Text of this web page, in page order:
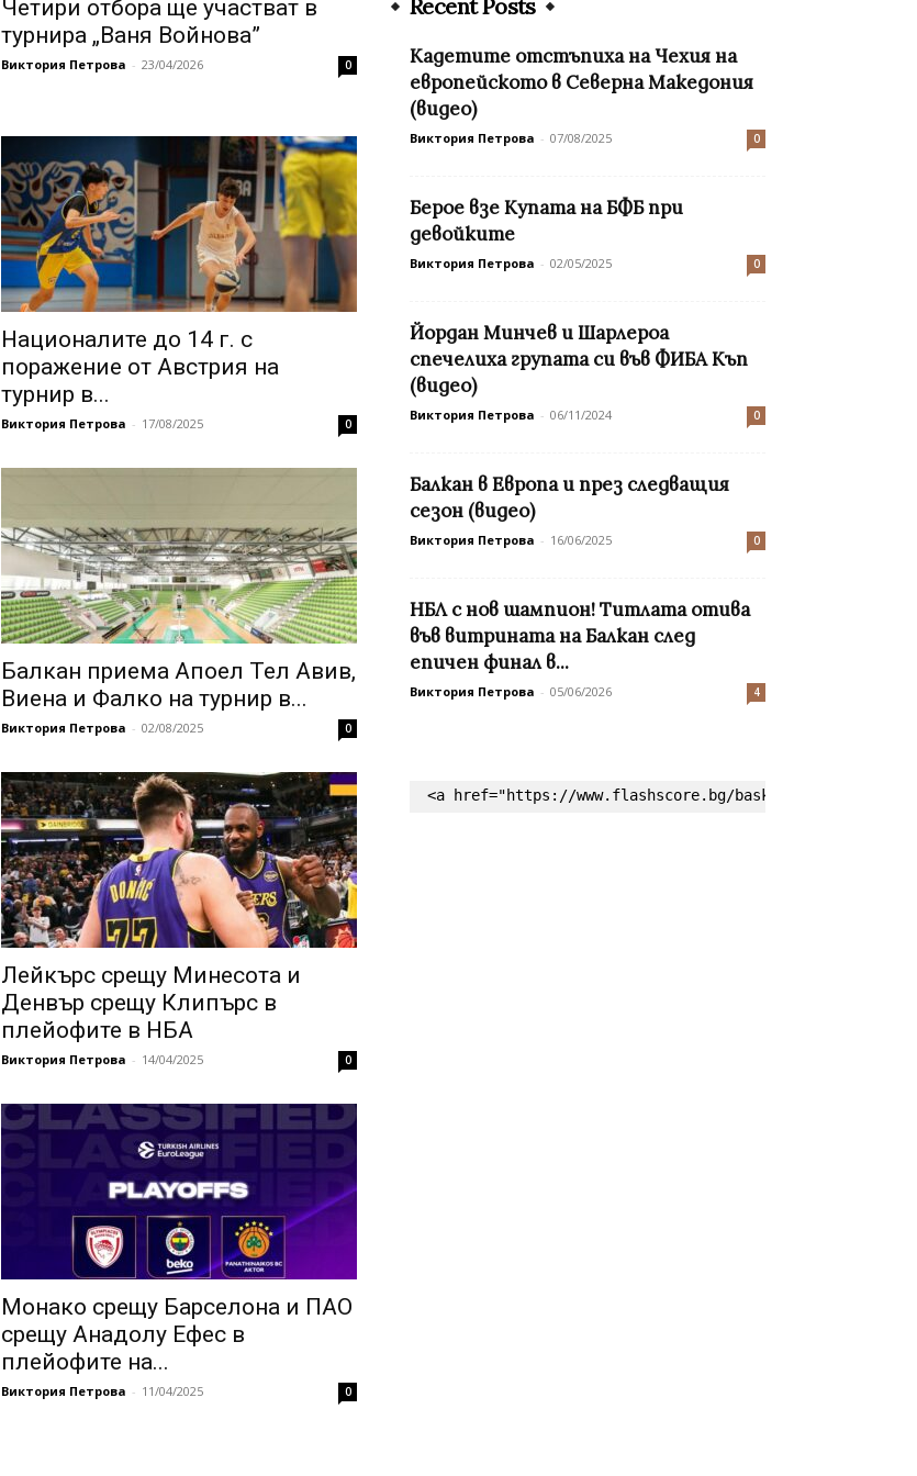
Четири отбора ще участват в
турнира „Ваня Войнова”
Виктория Петрова - 23/04/2026 0
Националите до 14 г. с
поражение от Австрия на
турнир в...
Виктория Петрова - 17/08/2025 0
Балкан приема Апоел Тел Авив,
Виена и Фалко на турнир в...
Виктория Петрова - 02/08/2025 0
Лейкърс срещу Минесота и
Денвър срещу Клипърс в
плейофите в НБА
Виктория Петрова - 14/04/2025 0
Монако срещу Барселона и ПАО
срещу Анадолу Ефес в
плейофите на...
Виктория Петрова - 11/04/2025 0
Recent Posts
Кадетите отстъпиха на Чехия на
европейското в Северна Македония
(видео)
Виктория Петрова - 07/08/2025 0
Берое взе Купата на БФБ при
девойките
Виктория Петрова - 02/05/2025 0
Йордан Минчев и Шарлероа
спечелиха групата си във ФИБА Къп
(видео)
Виктория Петрова - 06/11/2024 0
Балкан в Европа и през следващия
сезон (видео)
Виктория Петрова - 16/06/2025 0
НБЛ с нов шампион! Титлата отива
във витрината на Балкан след
епичен финал в...
Виктория Петрова - 05/06/2026 4
<a href="https://www.flashscore.bg/basketball/"